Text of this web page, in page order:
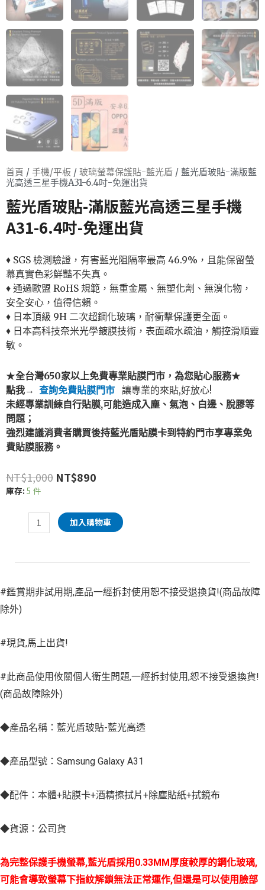
首頁 / 手機/平板 / 玻璃螢幕保護貼-藍光盾 / 藍光盾玻貼-滿版藍
光高透三星手機A31-6.4吋-免運出貨
藍光盾玻貼-滿版藍光高透三星手機
A31-6.4吋-免運出貨
♦ SGS 檢測驗證，有害藍光阻隔率最高 46.9%，且能保留螢
幕真實色彩鮮豔不失真。
♦ 通過歐盟 RoHS 規範，無重金屬、無塑化劑、無溴化物，
安全安心，值得信賴。
♦ 日本頂級 9H 二次超鋼化玻璃，耐衝擊保護更全面。
♦ 日本高科技奈米光學鍍膜技術，表面疏水疏油，觸控滑順靈
敏。
★全台灣650家以上免費專業貼膜門市，為您貼心服務★
點我→ 查詢免費貼膜門市 讓專業的來貼,好放心!
未經專業訓練自行貼膜,可能造成入塵、氣泡、白邊、脫膠等
問題；
強烈建議消費者購買後持藍光盾貼膜卡到特約門市享專業免
費貼膜服務。
NT$1,000 NT$890
庫存: 5 件
加入購物車
#鑑賞期非試用期,產品一經拆封使用恕不接受退換貨!(商品故障
除外)
#現貨,馬上出貨!
#此商品使用攸關個人衛生問題,一經拆封使用,恕不接受退換貨!
(商品故障除外)
◆產品名稱：藍光盾玻貼-藍光高透
◆產品型號：Samsung Galaxy A31
◆配件：本體+貼膜卡+酒精擦拭片+除塵貼紙+拭鏡布
◆貨源：公司貨
為完整保護手機螢幕,藍光盾採用0.33MM厚度較厚的鋼化玻璃,
可能會導致螢幕下指紋解鎖無法正常運作,但還是可以使用臉部